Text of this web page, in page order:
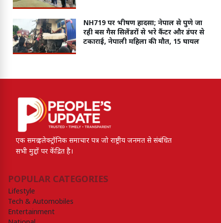
NH719 पर भीषण हादसा; नेपाल से पुणे जा
रही बस गैस सिलेंडरों से भरे कैंटर और डंपर से
टकाराई, नेपाली महिला की मौत, 15 घायल
एक समग्र इलेक्ट्रॉनिक समाचार पत्र जो राष्ट्रीय जनमत से संबंधित
सभी मुद्दों पर केंद्रित है।
POPULAR CATEGORIES
Lifestyle
Tech & Automobiles
Entertainment